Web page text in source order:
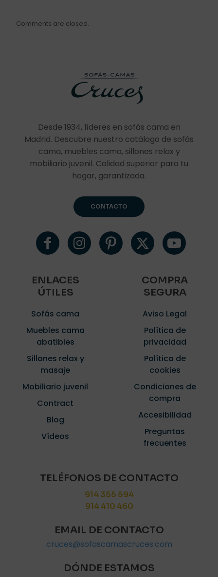
Comments are closed.
Desde 1934, líderes en sofás cama en
Madrid. Descubre nuestro catálogo de sofás
cama, muebles cama, sillones relax y
mobiliario juvenil. Calidad superior para tu
hogar, garantizada.
CONTACTO
ENLACES
ÚTILES
Sofás cama
Muebles cama
abatibles
Sillones relax y
masaje
Mobiliario juvenil
Contract
Blog
Vídeos
COMPRA
SEGURA
Aviso Legal
Política de
privacidad
Política de
cookies
Condiciones de
compra
Accesibilidad
Preguntas
frecuentes
TELÉFONOS DE CONTACTO
914 355 594
914 410 460
EMAIL DE CONTACTO
cruces@sofascamascruces.com
DÓNDE ESTAMOS